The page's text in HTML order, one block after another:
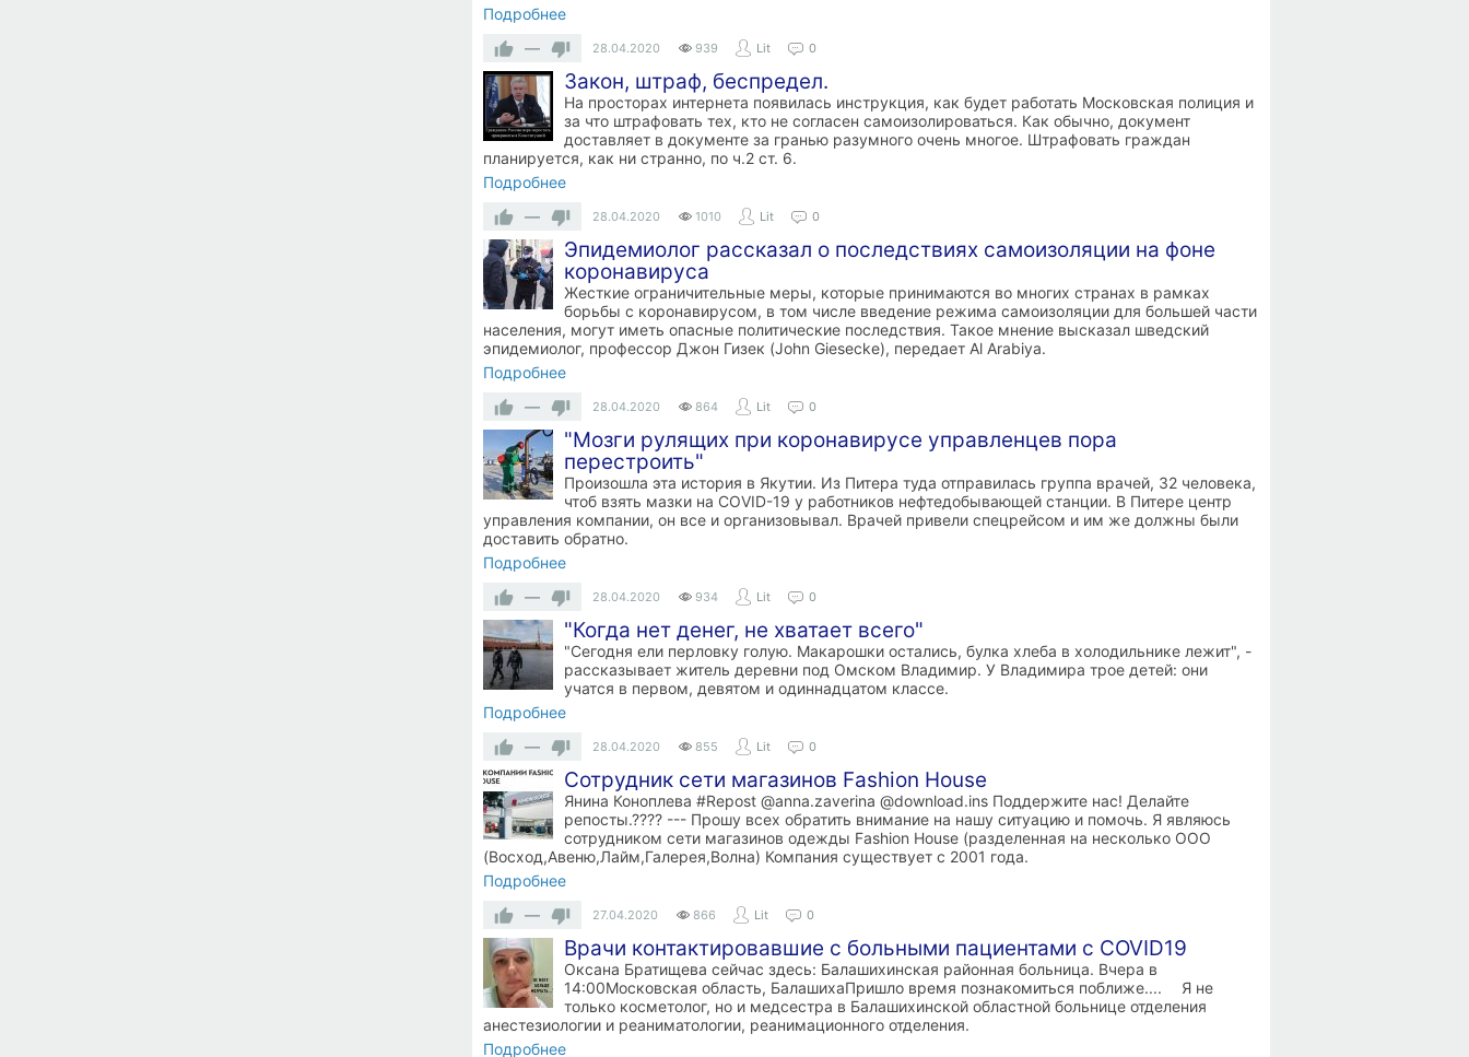
Подробнее
—
28.04.2020 939 Lit 0
Закон, штраф, беспредел.
На просторах интернета появилась инструкция, как будет работать Московская полиция и
за что штрафовать тех, кто не согласен самоизолироваться. Как обычно, документ
доставляет в документе за гранью разумного очень многое. Штрафовать граждан
планируется, как ни странно, по ч.2 ст. 6.
Подробнее
—
28.04.2020 1010 Lit 0
Эпидемиолог рассказал о последствиях самоизоляции на фоне
коронавируса
Жесткие ограничительные меры, которые принимаются во многих странах в рамках
борьбы с коронавирусом, в том числе введение режима самоизоляции для большей части
населения, могут иметь опасные политические последствия. Такое мнение высказал шведский
эпидемиолог, профессор Джон Гизек (John Giesecke), передает Al Arabiya.
Подробнее
—
28.04.2020 864 Lit 0
"Мозги рулящих при коронавирусе управленцев пора
перестроить"
Произошла эта история в Якутии. Из Питера туда отправилась группа врачей, 32 человека,
чтоб взять мазки на COVID-19 у работников нефтедобывающей станции. В Питере центр
управления компании, он все и организовывал. Врачей привели спецрейсом и им же должны были
доставить обратно.
Подробнее
—
28.04.2020 934 Lit 0
"Когда нет денег, не хватает всего"
"Сегодня ели перловку голую. Макарошки остались, булка хлеба в холодильнике лежит", -
рассказывает житель деревни под Омском Владимир. У Владимира трое детей: они
учатся в первом, девятом и одиннадцатом классе.
Подробнее
—
28.04.2020 855 Lit 0
Сотрудник сети магазинов Fashion House
Янина Коноплева #Repost @anna.zaverina @download.ins Поддержите нас! Делайте
репосты.???? --- Прошу всех обратить внимание на нашу ситуацию и помочь. Я являюсь
сотрудником сети магазинов одежды Fashion House (разделенная на несколько ООО
(Восход,Авеню,Лайм,Галерея,Волна) Компания существует с 2001 года.
Подробнее
—
27.04.2020 866 Lit 0
Врачи контактировавшие с больными пациентами с COVID19
Оксана Братищева сейчас здесь: Балашихинская районная больница. Вчера в
14:00Московская область, БалашихаПришло время познакомиться поближе.... ⠀ Я не
только косметолог, но и медсестра в Балашихинской областной больнице отделения
анестезиологии и реаниматологии, реанимационного отделения.
Подробнее